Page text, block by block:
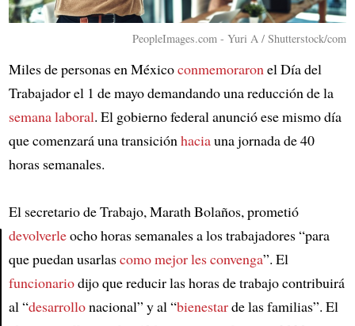
PeopleImages.com - Yuri A / Shutterstock/com
Miles de personas en Méxicoconmemoraron el Día del
Trabajador el 1 de mayo demandando una reducción de la
semana laboral. El gobierno federal anunció ese mismo día
que comenzará una transición haciauna jornada de 40
horas semanales.
El secretario de Trabajo, Marath Bolaños, prometió
devolverleocho horas semanales a los trabajadores “para
que puedan usarlascomo mejor les convenga”. El
funcionariodijo que reducir las horas de trabajo contribuirá
al “desarrollonacional” y al “bienestarde las familias”. El